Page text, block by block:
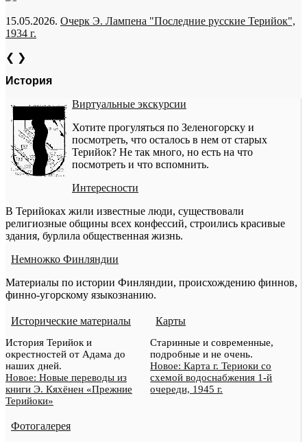
15.05.2026. Очерк Э. Лампена "Последние русские Терийок",
1934 г.
❮ ❯
История
Виртуальные экскурсии
Хотите прогуляться по Зеленогорску и
посмотреть, что осталось в нем от старых
Терийок? Не так много, но есть на что
посмотреть и что вспомнить.
Интересности
В Терийоках жили известные люди, существовали
религиозные общины всех конфессий, строились красивые
здания, бурлила общественная жизнь.
Немножко Финляндии
Материалы по истории Финляндии, происхождению финнов,
финно-угорскому языкознанию.
Исторические материалы
История Терийок и
окрестностей от Адама до
наших дней.
Новое: Новые переводы из
книги Э. Кяхёнен «Прежние
Терийоки»
Карты
Старинные и современные,
подробные и не очень.
Новое: Карта г. Териоки со
схемой водоснабжения 1-й
очереди, 1945 г.
Фотогалерея